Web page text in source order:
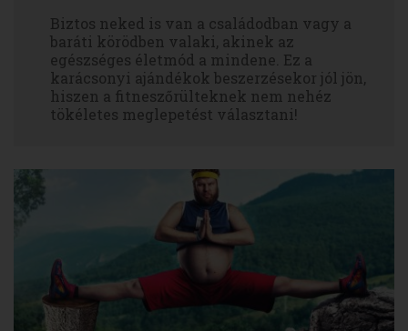
Biztos neked is van a családodban vagy a
baráti körödben valaki, akinek az
egészséges életmód a mindene. Ez a
karácsonyi ajándékok beszerzésekor jól jön,
hiszen a fitneszőrülteknek nem nehéz
tökéletes meglepetést választani!